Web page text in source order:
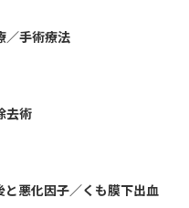
／手術療法
去術
悪化因子／くも膜下出血